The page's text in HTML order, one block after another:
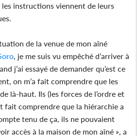
instructions viennent de leurs
de la venue de mon aîné
, je me suis vu empêché d’arriver à
j’ai essayé de demander qu’est ce
on m’a fait comprendre que les
là-haut. Ils (les forces de l’ordre et
fait comprendre que la hiérarchie a
tenu de ça, ils ne pouvaient
accès à la maison de mon aîné », a